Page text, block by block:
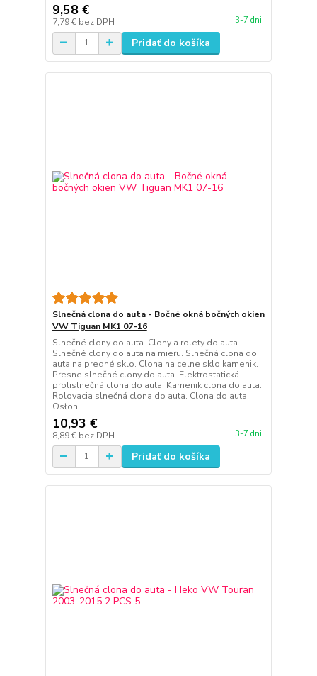
9,58 €
7,79 € bez DPH 3-7 dni
Pridať do košíka
Slnečná clona do auta - Bočné okná bočných okien
VW Tiguan MK1 07-16
Slnečné clony do auta. Clony a rolety do auta.
Slnečné clony do auta na mieru. Slnečná clona do
auta na predné sklo. Clona na celne sklo kamenik.
Presne slnečné clony do auta. Elektrostatická
protislnečná clona do auta. Kamenik clona do auta.
Rolovacia slnečná clona do auta. Clona do auta
Osłon
10,93 €
8,89 € bez DPH 3-7 dni
Pridať do košíka